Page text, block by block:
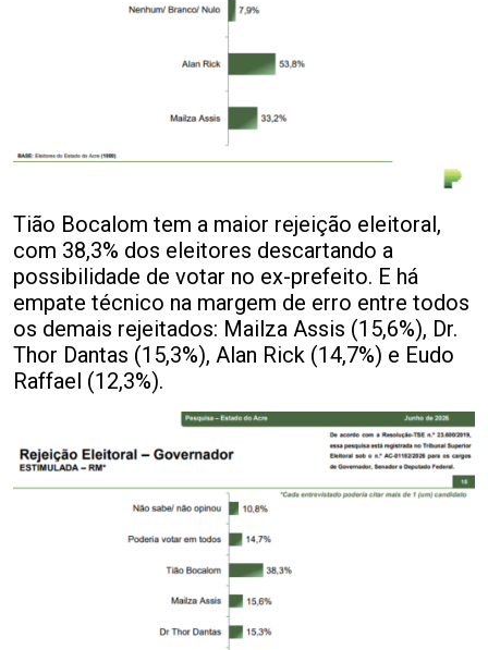
Tião Bocalom tem a maior rejeição eleitoral,
com 38,3% dos eleitores descartando a
possibilidade de votar no ex-prefeito. E há
empate técnico na margem de erro entre todos
os demais rejeitados: Mailza Assis (15,6%), Dr.
Thor Dantas (15,3%), Alan Rick (14,7%) e Eudo
Raffael (12,3%).